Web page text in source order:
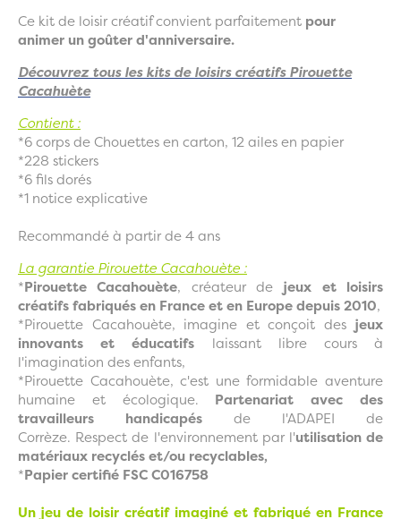
Ce kit de loisir créatif convient parfaitement pour
animer un goûter d'anniversaire.
Découvrez tous les kits de loisirs créatifs Pirouette
Cacahuète
Contient :
*6 corps de Chouettes en carton, 12 ailes en papier
*228 stickers
*6 fils dorés
*1 notice explicative
Recommandé à partir de 4 ans
La garantie Pirouette Cacahouète :
*Pirouette Cacahouète, créateur de jeux et loisirs
créatifs fabriqués en France et en Europe depuis 2010,
*Pirouette Cacahouète, imagine et conçoit des jeux
innovants et éducatifs laissant libre cours à
l'imagination des enfants,
*Pirouette Cacahouète, c'est une formidable aventure
humaine et écologique. Partenariat avec des
travailleurs handicapés de l'ADAPEI de
Corrèze. Respect de l'environnement par l'utilisation de
matériaux recyclés et/ou recyclables,
*Papier certifié FSC C016758
Un jeu de loisir créatif imaginé et fabriqué en France